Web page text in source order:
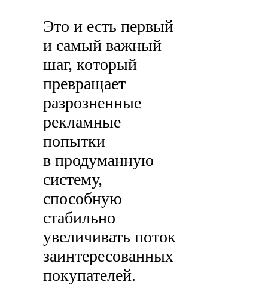
Это и есть первый
и самый важный
шаг, который
превращает
разрозненные
рекламные
попытки
в продуманную
систему,
способную
стабильно
увеличивать поток
заинтересованных
покупателей.